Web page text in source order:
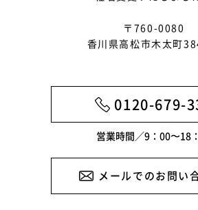
2025年1月
2024年11月
2024年10月
2024年9月
2024年8月
〒760-0080
香川県高松市木太町
0120-679-
営業時間／9：00〜18
メールでのお問い